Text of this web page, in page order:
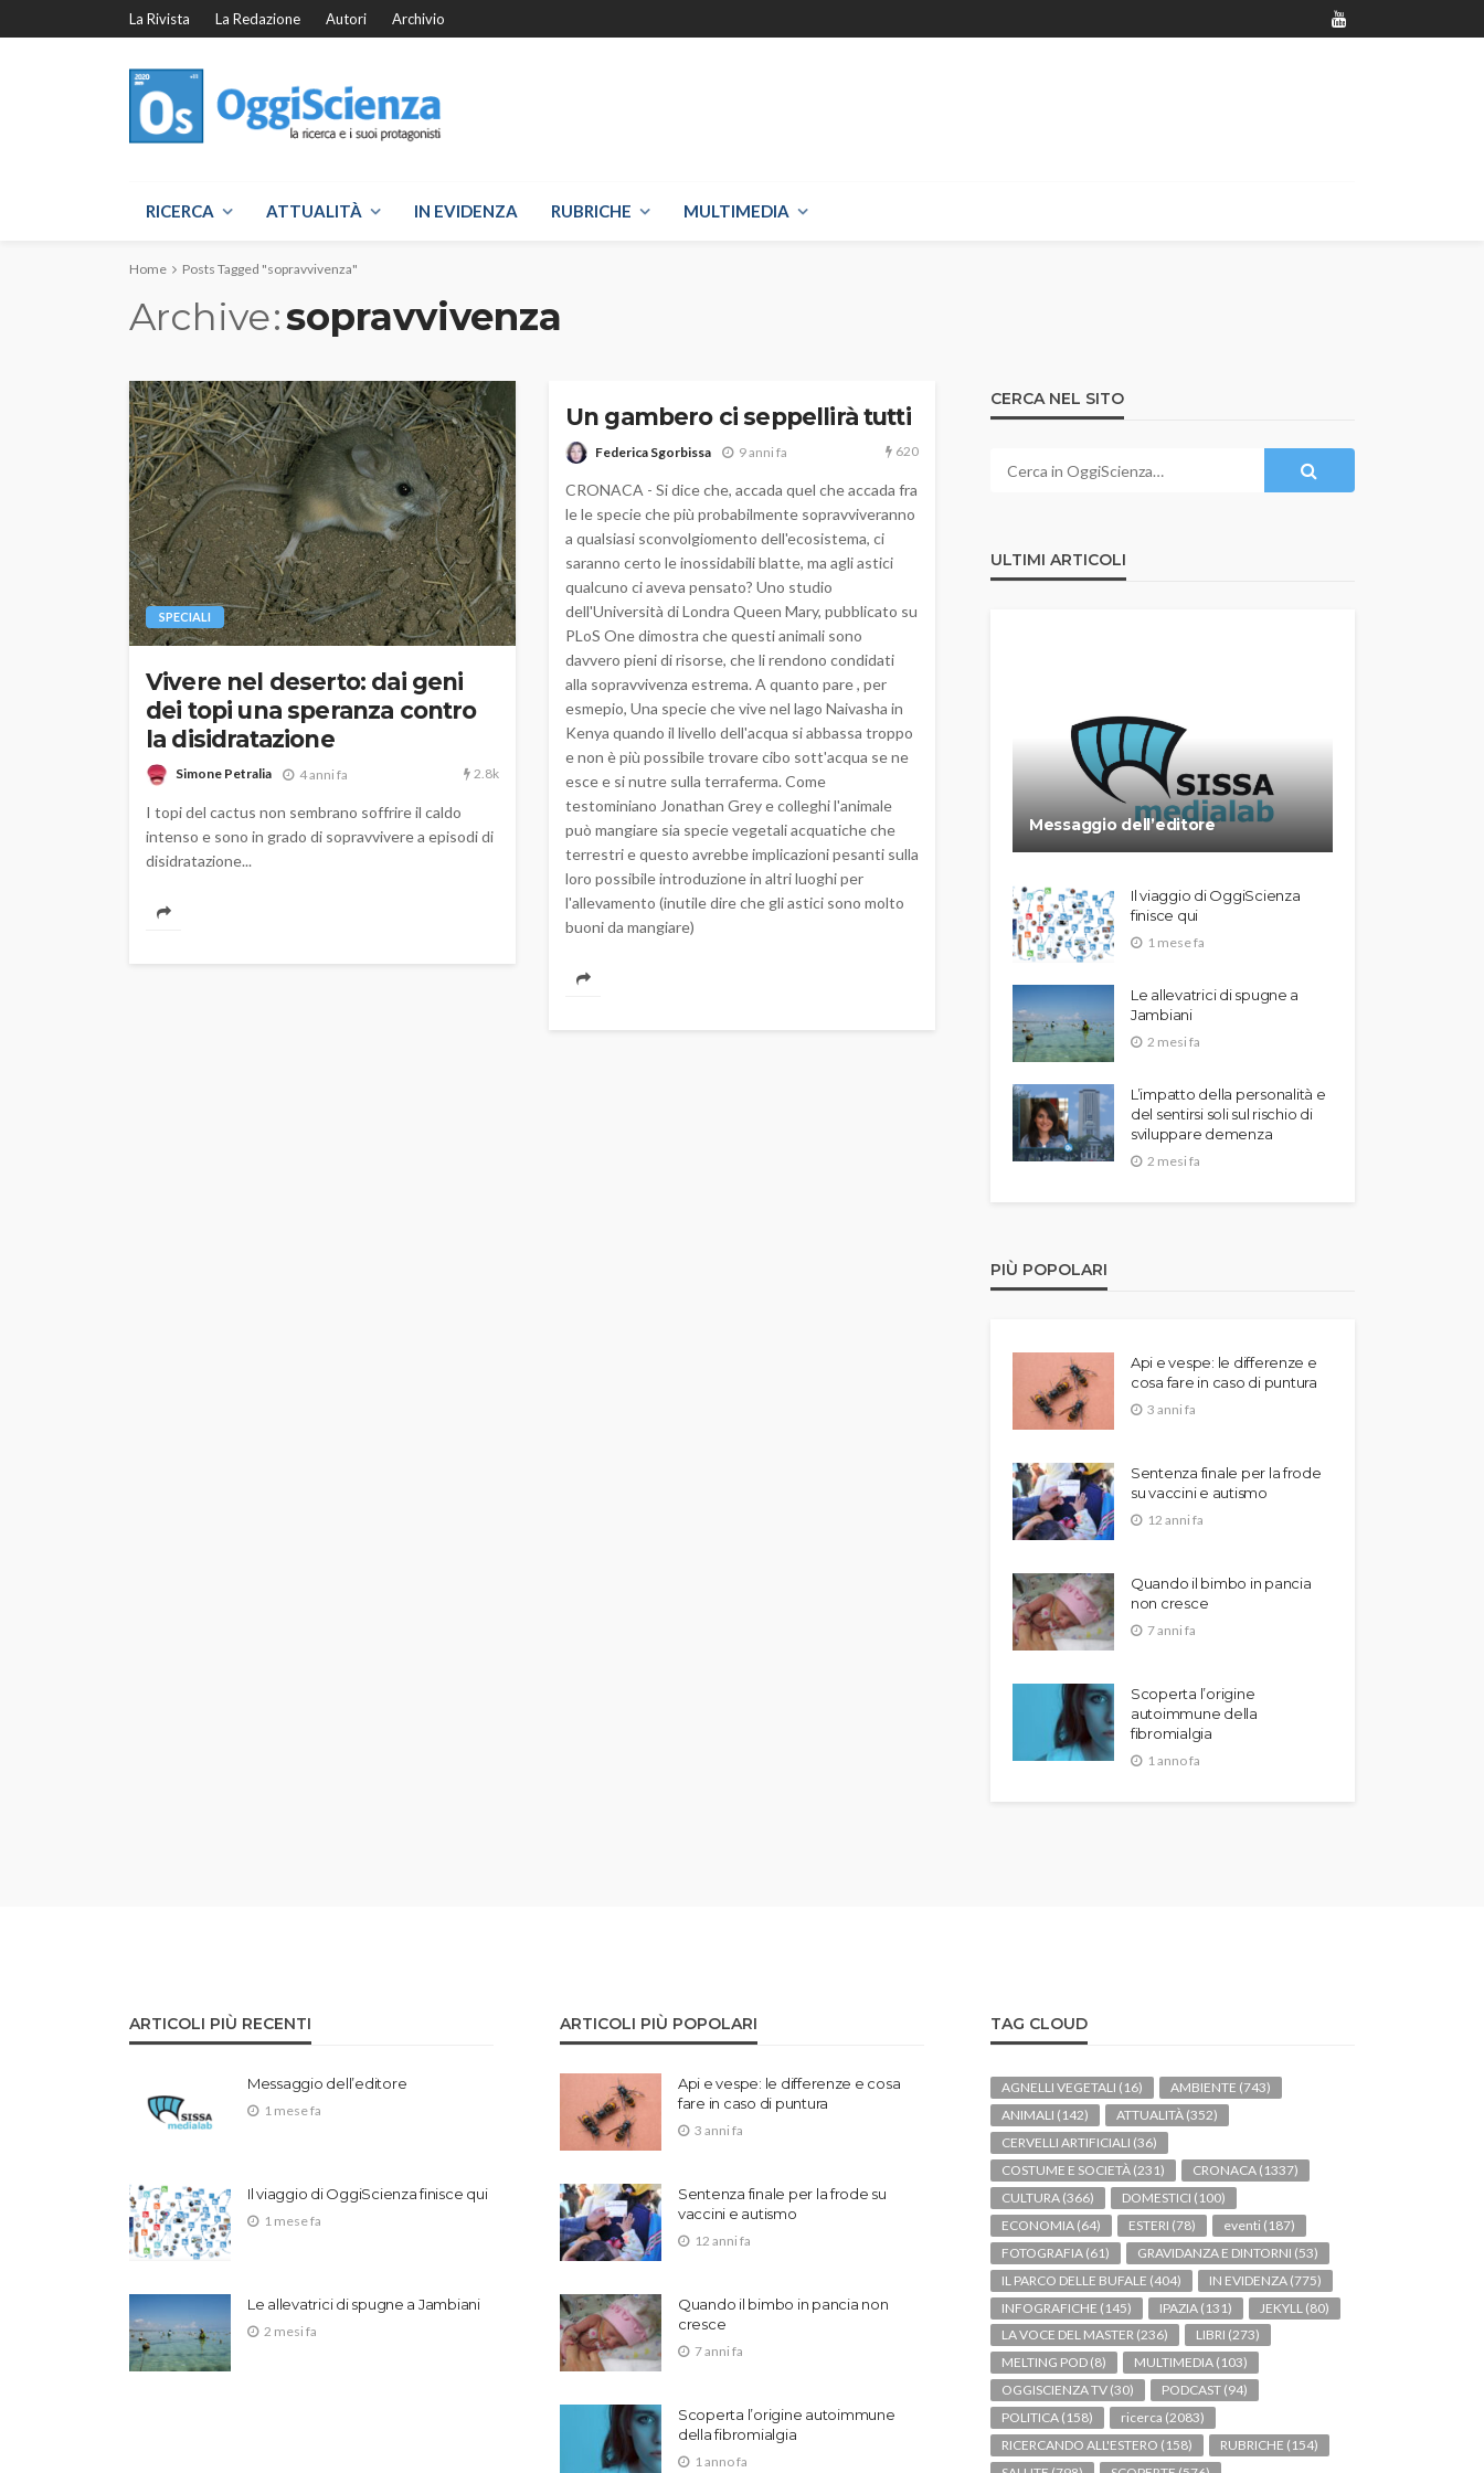
La Rivista La Redazione Autori Archivio
RICERCA ATTUALITÀ IN EVIDENZA RUBRICHE MULTIMEDIA
Home Posts Tagged "sopravvivenza"
Archive sopravvivenza
SPECIALI
Vivere nel deserto: dai geni
dei topi una speranza contro
la disidratazione
Simone Petralia 4 anni fa 2.8k
I topi del cactus non sembrano soffrire il caldo
intenso e sono in grado di sopravvivere a episodi di
disidratazione...
Un gambero ci seppellirà tutti
Federica Sgorbissa 9 anni fa 620
CRONACA - Si dice che, accada quel che accada fra
le le specie che più probabilmente sopravviveranno
a qualsiasi sconvolgiomento dell'ecosistema, ci
saranno certo le inossidabili blatte, ma agli astici
qualcuno ci aveva pensato? Uno studio
dell'Università di Londra Queen Mary, pubblicato su
PLoS One dimostra che questi animali sono
davvero pieni di risorse, che li rendono condidati
alla sopravvivenza estrema. A quanto pare , per
esmepio, Una specie che vive nel lago Naivasha in
Kenya quando il livello dell'acqua si abbassa troppo
e non è più possibile trovare cibo sott'acqua se ne
esce e si nutre sulla terraferma. Come
testominiano Jonathan Grey e colleghi l'animale
può mangiare sia specie vegetali acquatiche che
terrestri e questo avrebbe implicazioni pesanti sulla
loro possibile introduzione in altri luoghi per
l'allevamento (inutile dire che gli astici sono molto
buoni da mangiare)
CERCA NEL SITO
ULTIMI ARTICOLI
Messaggio dell’editore
Il viaggio di OggiScienza
finisce qui
1 mese fa
Le allevatrici di spugne a
Jambiani
2 mesi fa
L’impatto della personalità e
del sentirsi soli sul rischio di
sviluppare demenza
2 mesi fa
PIÙ POPOLARI
Api e vespe: le differenze e
cosa fare in caso di puntura
3 anni fa
Sentenza finale per la frode
su vaccini e autismo
12 anni fa
Quando il bimbo in pancia
non cresce
7 anni fa
Scoperta l’origine
autoimmune della
fibromialgia
1 anno fa
ARTICOLI PIÙ RECENTI
Messaggio dell’editore
1 mese fa
Il viaggio di OggiScienza finisce qui
1 mese fa
Le allevatrici di spugne a Jambiani
2 mesi fa
ARTICOLI PIÙ POPOLARI
Api e vespe: le differenze e cosa
fare in caso di puntura
3 anni fa
Sentenza finale per la frode su
vaccini e autismo
12 anni fa
Quando il bimbo in pancia non
cresce
7 anni fa
Scoperta l’origine autoimmune
della fibromialgia
1 anno fa
TAG CLOUD
AGNELLI VEGETALI (16) AMBIENTE (743)
ANIMALI (142) ATTUALITÀ (352)
CERVELLI ARTIFICIALI (36)
COSTUME E SOCIETÀ (231) CRONACA (1337)
CULTURA (366) DOMESTICI (100)
ECONOMIA (64) ESTERI (78) eventi (187)
FOTOGRAFIA (61) GRAVIDANZA E DINTORNI (53)
IL PARCO DELLE BUFALE (404) IN EVIDENZA (775)
INFOGRAFICHE (145) IPAZIA (131) JEKYLL (80)
LA VOCE DEL MASTER (236) LIBRI (273)
MELTING POD (8) MULTIMEDIA (103)
OGGISCIENZA TV (30) PODCAST (94)
POLITICA (158) ricerca (2083)
RICERCANDO ALL'ESTERO (158) RUBRICHE (154)